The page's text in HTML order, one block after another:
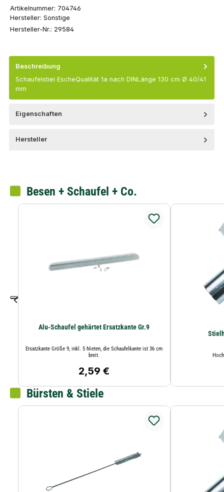
Artikelnummer: 704746
Hersteller: Sonstige
Hersteller-Nr.: 29584
Beschreibung
Schaufelstiel EscheQualität 1a nach DINLänge 130 cm Ø 40/41
mm
Eigenschaften
Hersteller
Besen + Schaufel + Co.
Alu-Schaufel gehärtet Ersatzkante Gr.9
Ersatzkante Größe 9, inkl. 5 Nieten, die Schaufelkante ist 36 cm
breit.
Regulärer Preis:
2,59 €
Bürsten & Stiele